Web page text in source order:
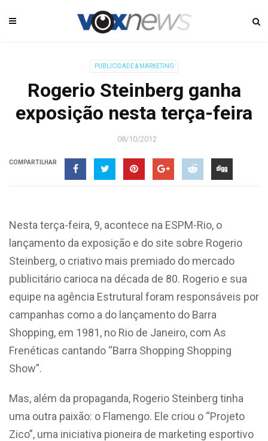
PUBLICIDADE & MARKETING
Rogerio Steinberg ganha
exposição nesta terça-feira
08/10/2012
COMPARTILHAR
Nesta terça-feira, 9, acontece na ESPM-Rio, o
lançamento da exposição e do site sobre Rogerio
Steinberg, o criativo mais premiado do mercado
publicitário carioca na década de 80. Rogerio e sua
equipe na agência Estrutural foram responsáveis por
campanhas como a do lançamento do Barra
Shopping, em 1981, no Rio de Janeiro, com As
Frenéticas cantando “Barra Shopping Shopping
Show”.
Mas, além da propaganda, Rogerio Steinberg tinha
uma outra paixão: o Flamengo. Ele criou o “Projeto
Zico”, uma iniciativa pioneira de marketing esportivo